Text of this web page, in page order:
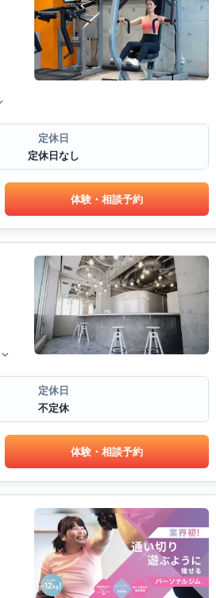
定休日
定休日なし
体験・相談予約
定休日
不定休
体験・相談予約